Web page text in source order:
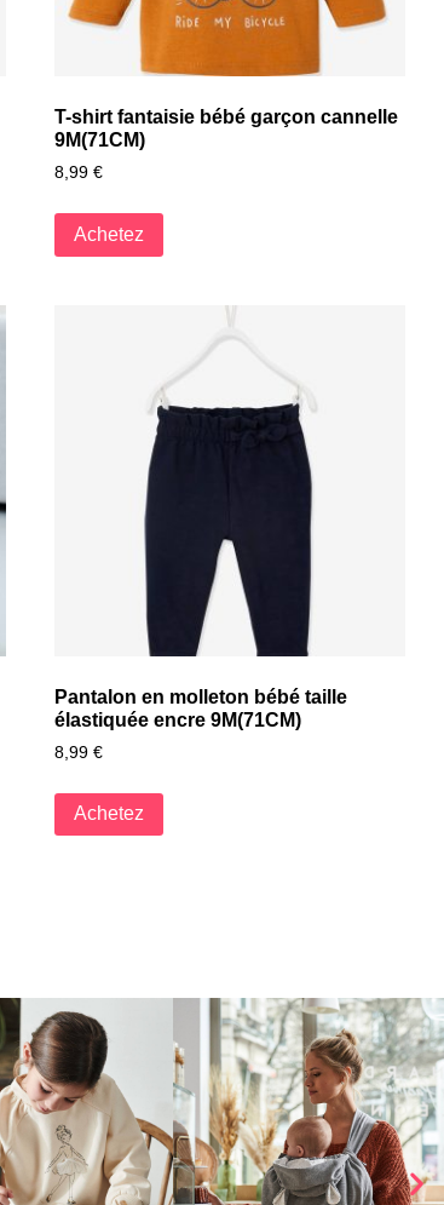
T-shirt fantaisie bébé garçon cannelle
9M(71CM)
8,99 €
Achetez
Pantalon en molleton bébé taille
élastiquée encre 9M(71CM)
8,99 €
Achetez